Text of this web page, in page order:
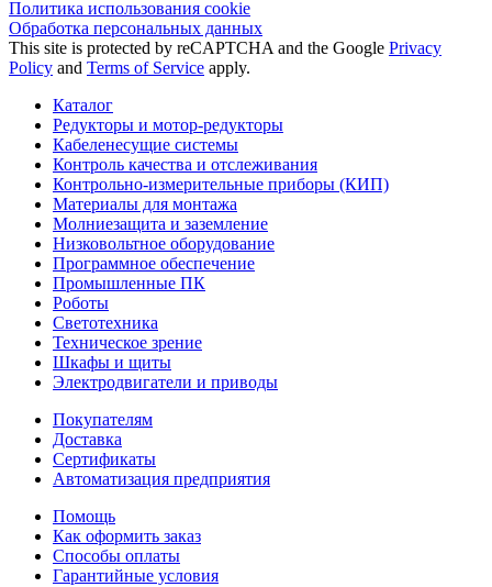
Политика использования сookie
Обработка персональных данных
This site is protected by reCAPTCHA and the Google Privacy
Policy and Terms of Service apply.
Каталог
Редукторы и мотор-редукторы
Кабеленесущие системы
Контроль качества и отслеживания
Контрольно-измерительные приборы (КИП)
Материалы для монтажа
Молниезащита и заземление
Низковольтное оборудование
Программное обеспечение
Промышленные ПК
Роботы
Светотехника
Техническое зрение
Шкафы и щиты
Электродвигатели и приводы
Покупателям
Доставка
Сертификаты
Автоматизация предприятия
Помощь
Как оформить заказ
Способы оплаты
Гарантийные условия